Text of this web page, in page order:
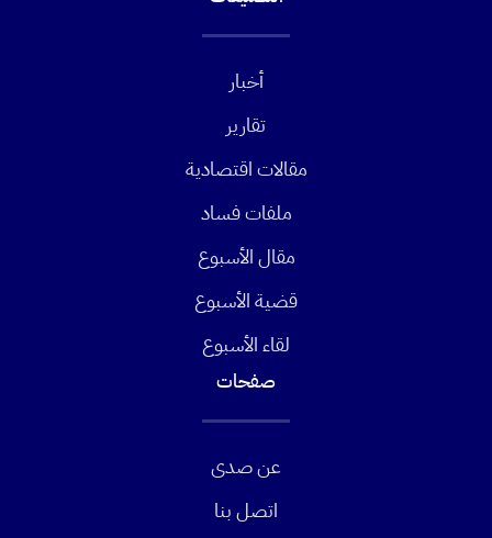
أخبار
تقارير
مقالات اقتصادية
ملفات فساد
مقال الأسبوع
قضية الأسبوع
لقاء الأسبوع
صفحات
عن صدى
اتصل بنا